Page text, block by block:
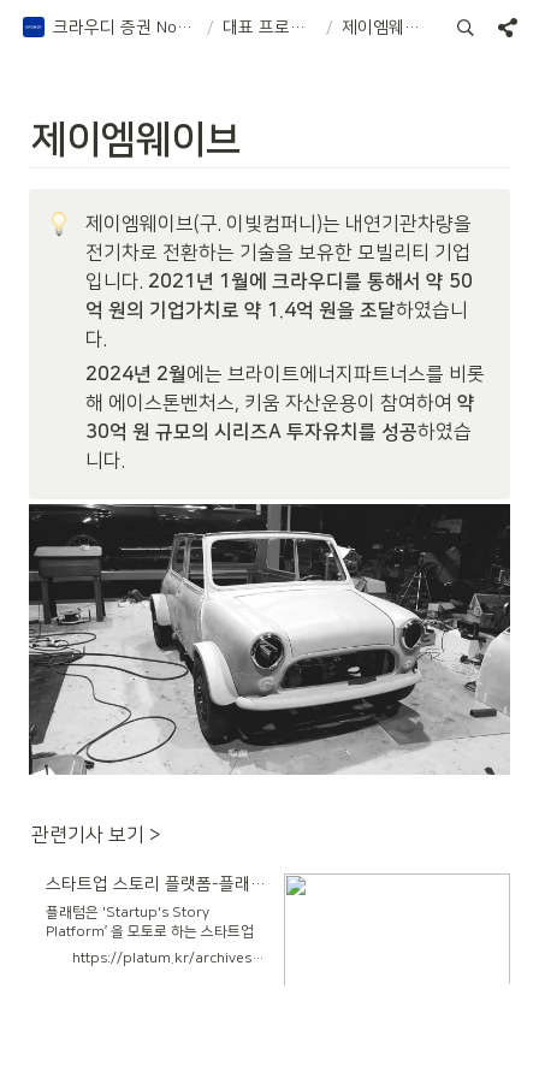
크라우디 증권 Notion / 대표 프로젝트 / 제이엠웨이브
제이엠웨이브
제이엠웨이브(구. 이빛컴퍼니)는 내연기관차량을
전기차로 전환하는 기술을 보유한 모빌리티 기업
입니다. 2021년 1월에 크라우디를 통해서 약 50
억 원의 기업가치로 약 1.4억 원을 조달하였습니
다.
2024년 2월에는 브라이트에너지파트너스를 비롯
해 에이스톤벤처스, 키움 자산운용이 참여하여 약
30억 원 규모의 시리즈A 투자유치를 성공하였습
니다.
관련기사 보기 >
스타트업 스토리 플랫폼-플래텀(Platum)
플래텀은 'Startup's Story
Platform’ 을 모토로 하는 스타트업
전문 미디어입니다.
https://platum.kr/archives/222796